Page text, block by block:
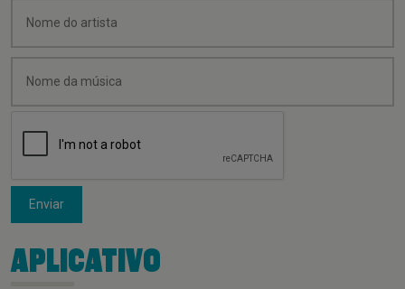
Enviar
APLICATIVO